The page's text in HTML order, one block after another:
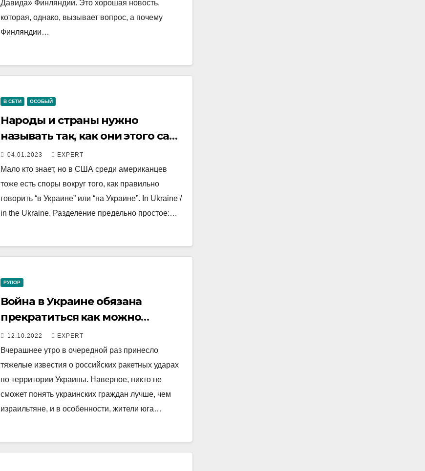
Давида» Финляндии. Это хорошая новость,
которая, однако, вызывает вопрос, а почему
Финляндии…
В СЕТИ ОСОБЫЙ
Народы и страны нужно
называть так, как они этого сами
хотят
04.01.2023 EXPERT
Мало кто знает, но в США среди американцев
тоже есть споры вокруг того, как правильно
говорить “в Украине” или “на Украине”. In Ukraine /
in the Ukraine. Разделение предельно простое:…
РУПОР
Война в Украине обязана
прекратиться как можно
быстрее
12.10.2022 EXPERT
Вчерашнее утро в очередной раз принесло
тяжелые известия о российских ракетных ударах
по территории Украины. Наверное, никто не
сможет понять украинских граждан лучше, чем
израильтяне, и в особенности, жители юга…